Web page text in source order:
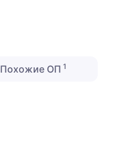
Похожие ОП 1